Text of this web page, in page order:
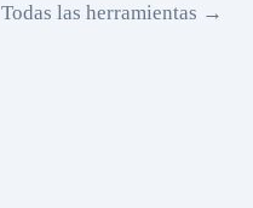
Todas las herramientas →